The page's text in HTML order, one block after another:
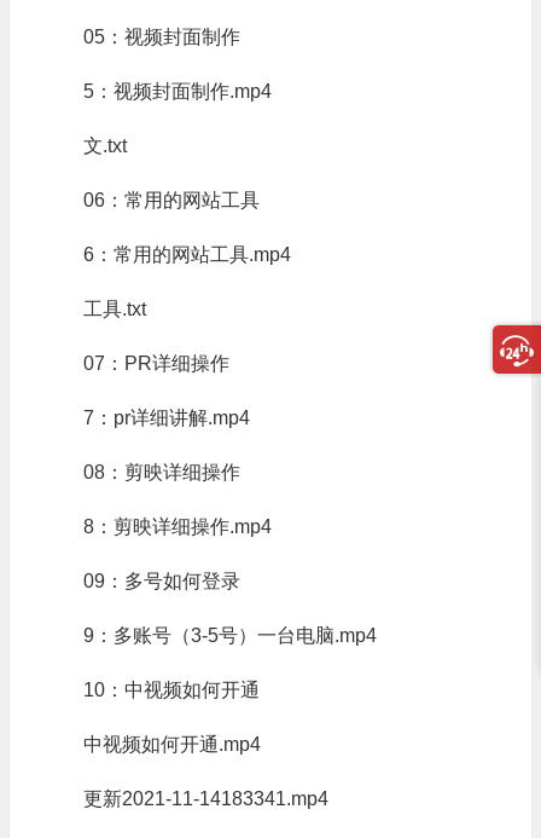
05：视频封面制作
5：视频封面制作.mp4
文.txt
06：常用的网站工具
6：常用的网站工具.mp4
工具.txt
07：PR详细操作
7：pr详细讲解.mp4
08：剪映详细操作
8：剪映详细操作.mp4
09：多号如何登录
9：多账号（3-5号）一台电脑.mp4
10：中视频如何开通
中视频如何开通.mp4
更新2021-11-14183341.mp4